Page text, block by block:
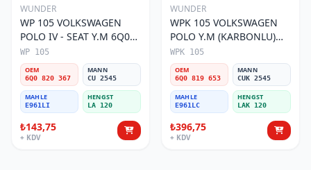
WUNDER
WP 105 VOLKSWAGEN
POLO IV - SEAT Y.M 6Q0
820 367 Polen Filtresi
WP 105
OEM
6Q0 820 367
MANN
CU 2545
MAHLE
E961LI
HENGST
LA 120
₺143,75
+ KDV
WUNDER
WPK 105 VOLKSWAGEN
POLO Y.M (KARBONLU)
6Q0 819 653 Polen Filtresi
WPK 105
OEM
6Q0 819 653
MANN
CUK 2545
MAHLE
E961LC
HENGST
LAK 120
₺396,75
+ KDV